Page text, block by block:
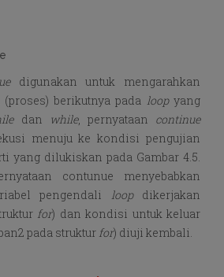
digunakan untuk mengarahkan
berikutnya pada loopyang
dan while, pernyataan continue
menuju ke kondisi pengujian
yang dilukiskan pada Gambar 4.5.
contunue menyebabkan
pengendali loop dikerjakan
for) dan kondisi untuk keluar
pada struktur for) diuji kembali.